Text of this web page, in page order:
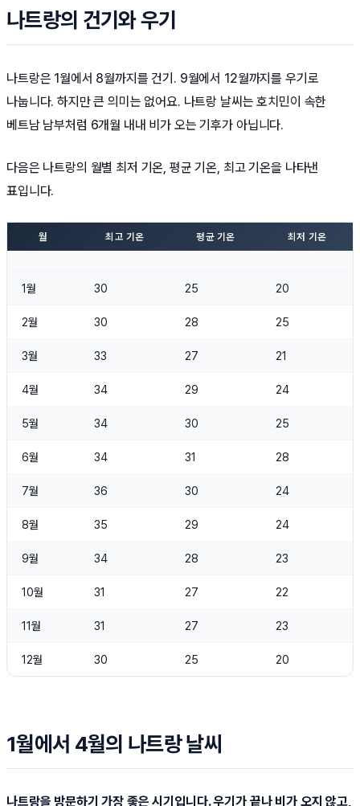
나트랑의 건기와 우기
나트랑은 1월에서 8월까지를 건기. 9월에서 12월까지를 우기로
나눕니다. 하지만 큰 의미는 없어요. 나트랑 날씨는 호치민이 속한
베트남 남부처럼 6개월 내내 비가 오는 기후가 아닙니다.
다음은 나트랑의 월별 최저 기온, 평균 기온, 최고 기온을 나타낸
표입니다.
월 최고 기온 평균 기온 최저 기온
1월 30 25 20
2월 30 28 25
3월 33 27 21
4월 34 29 24
5월 34 30 25
6월 34 31 28
7월 36 30 24
8월 35 29 24
9월 34 28 23
10월 31 27 22
11월 31 27 23
12월 30 25 20
1월에서 4월의 나트랑 날씨
나트랑을 방문하기 가장 좋은 시기입니다. 우기가 끝나 비가 오지 않고,